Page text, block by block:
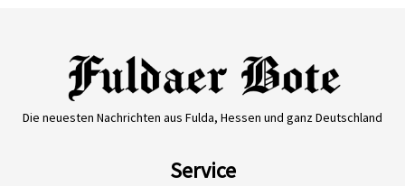
Die neuesten Nachrichten aus Fulda, Hessen und ganz Deutschland
Service